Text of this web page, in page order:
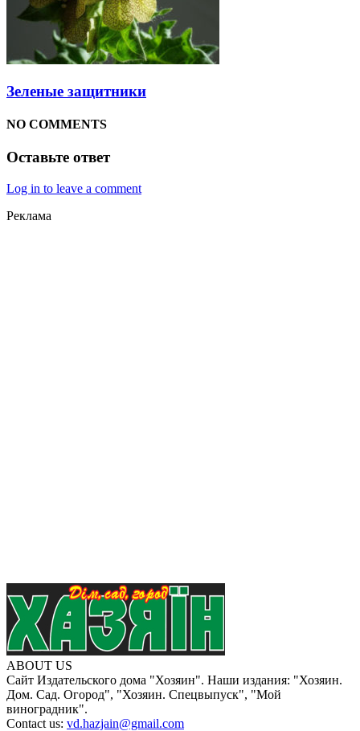
Зеленые защитники
NO COMMENTS
Оставьте ответ
Log in to leave a comment
Реклама
ABOUT US
Сайт Издательского дома "Хозяин". Наши издания: "Хозяин.
Дом. Сад. Огород", "Хозяин. Спецвыпуск", "Мой
виноградник".
Contact us: vd.hazjain@gmail.com